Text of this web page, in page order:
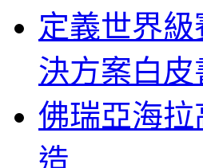
定義世界
決方案白皮
佛瑞亞海拉
造